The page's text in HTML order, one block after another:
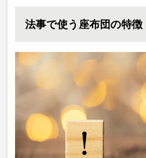
法事で使う座布団の特徴